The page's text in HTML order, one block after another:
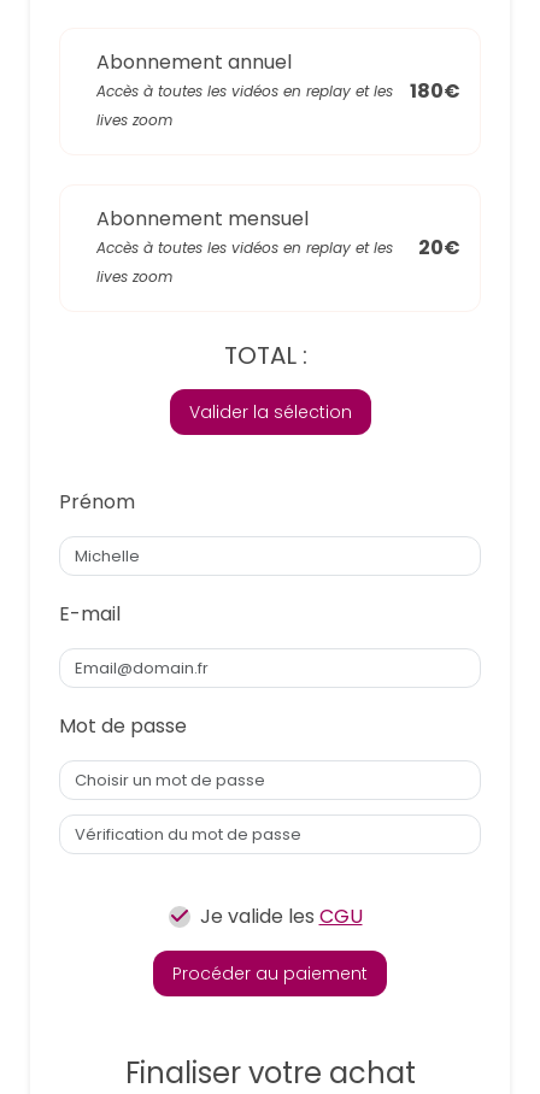
Abonnement annuel
Accès à toutes les vidéos en replay et les
lives zoom
180€
Abonnement mensuel
Accès à toutes les vidéos en replay et les
lives zoom
20€
TOTAL :
Valider la sélection
Prénom
E-mail
Mot de passe
Je valide les CGU
Procéder au paiement
Finaliser votre achat